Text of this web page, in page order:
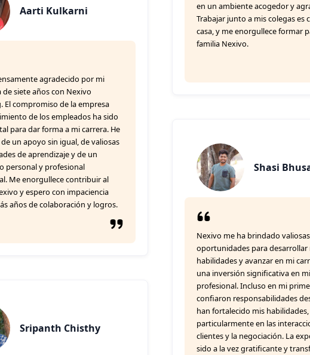
Aarti Kulkarni
agradecido por mi
siete años con Nexivo
El compromiso de la empresa
de los empleados ha sido
para dar forma a mi carrera. He
un apoyo sin igual, de valiosas
de aprendizaje y de un
personal y profesional
Me enorgullece contribuir al
y espero con impaciencia
años de colaboración y logros.
Sripanth Chisthy
en un ambiente acogedor y
Trabajar junto a mis colegas es
casa, y me enorgullece formar
familia Nexivo.
Shasi
Nexivo me ha brindado valiosas
oportunidades para desarrollar
habilidades y avanzar en mi
una inversión significativa en
profesional. Incluso en mi
confiaron responsabilidades
han fortalecido mis habilidades,
particularmente en las
clientes y la negociación. La
sido a la vez gratificante y